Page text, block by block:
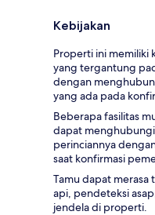
Kebijakan
Properti ini memiliki
yang tergantung
dengan
yang ada pada
Beberapa fasilitas
dapat
perinciannya
saat konfirmasi
Tamu dapat merasa
api, pendeteksi
jendela di properti.